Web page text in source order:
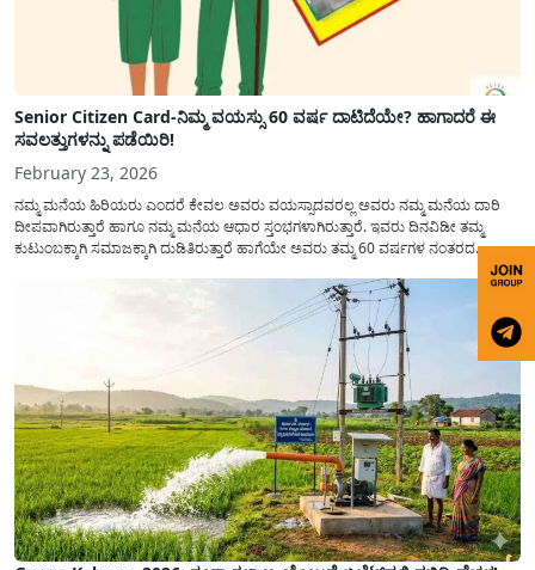
Senior Citizen Card-ನಿಮ್ಮ ವಯಸ್ಸು 60 ವರ್ಷ ದಾಟಿದೆಯೇ? ಹಾಗಾದರೆ ಈ
ಸವಲತ್ತುಗಳನ್ನು ಪಡೆಯಿರಿ!
February 23, 2026
ನಮ್ಮ ಮನೆಯ ಹಿರಿಯರು ಎಂದರೆ ಕೇವಲ ಅವರು ವಯಸ್ಸಾದವರಲ್ಲ ಅವರು ನಮ್ಮ ಮನೆಯ ದಾರಿ
ದೀಪವಾಗಿರುತ್ತಾರೆ ಹಾಗೂ ನಮ್ಮ ಮನೆಯ ಆಧಾರ ಸ್ತಂಭಗಳಾಗಿರುತ್ತಾರೆ. ಇವರು ದಿನವಿಡೀ ತಮ್ಮ
ಕುಟುಂಬಕ್ಕಾಗಿ ಸಮಾಜಕ್ಕಾಗಿ ದುಡಿತಿರುತ್ತಾರೆ ಹಾಗೆಯೇ ಅವರು ತಮ್ಮ 60 ವರ್ಷಗಳ ನಂತರದ
ಜೀವನವನ್ನು ನೆಮ್ಮದಿಯಿಂದ ಕಳೆಯಬೇಕೆಂಬುದು ಪ್ರತಿಯೊಬ್ಬರ ಕನಸಾಗಿರುತ್ತದೆ ಆದ್ದರಿಂದ ಸರ್ಕಾರವು